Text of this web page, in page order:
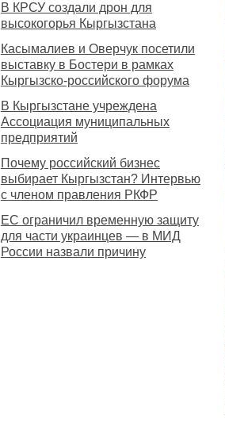
В КРСУ создали дрон для
высокогорья Кыргызстана
Касымалиев и Оверчук посетили
выставку в Бостери в рамках
Кыргызско-российского форума
В Кыргызстане учреждена
Ассоциация муниципальных
предприятий
Почему российский бизнес
выбирает Кыргызстан? Интервью
с членом правления РКФР
ЕС ограничил временную защиту
для части украинцев — в МИД
России назвали причину